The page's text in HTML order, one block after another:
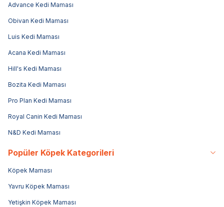
Advance Kedi Maması
Obivan Kedi Maması
Luis Kedi Maması
Acana Kedi Maması
Hill's Kedi Maması
Bozita Kedi Maması
Pro Plan Kedi Maması
Royal Canin Kedi Maması
N&D Kedi Maması
Popüler Köpek Kategorileri
Köpek Maması
Yavru Köpek Maması
Yetişkin Köpek Maması